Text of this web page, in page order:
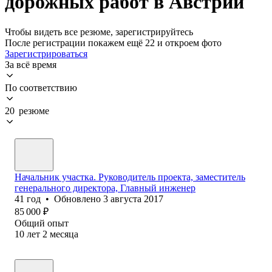
Чтобы видеть все резюме, зарегистрируйтесь
После регистрации покажем ещё 22 и откроем фото
Зарегистрироваться
За всё время
По соответствию
20 резюме
Начальник участка. Руководитель проекта, заместитель
генерального директора, Главный инженер
41 год • Обновлено 3 августа 2017
85 000 ₽
Общий опыт
10 лет 2 месяца